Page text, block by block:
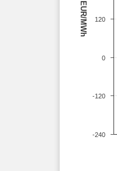
EUR/MWh
-240
-120
0
120